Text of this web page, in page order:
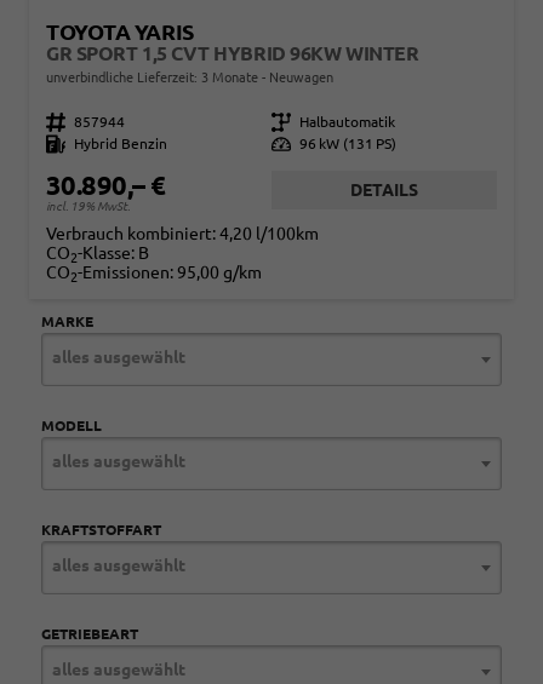
TOYOTA YARIS
GR SPORT 1,5 CVT HYBRID 96KW WINTER
unverbindliche Lieferzeit: 3 Monate Neuwagen
Fahrzeugnr. 857944 Getriebe
Halbautomatik
Kraftstoff
Hybrid Benzin Leistung 96 kW (131 PS)
30.890,– €
incl. 19% MwSt.
DETAILS
Verbrauch kombiniert:4,20 l/100km
CO2-Klasse: B
CO2-Emissionen: 95,00 g/km
MARKE
alles ausgewählt
MODELL
alles ausgewählt
KRAFTSTOFFART
alles ausgewählt
GETRIEBEART
alles ausgewählt